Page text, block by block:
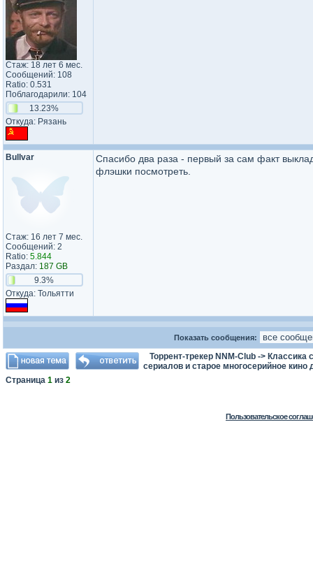
Стаж: 18 лет 6 мес.
Сообщений: 108
Ratio: 0.531
Поблагодарили: 104
13.23%
Откуда: Рязань
Bullvar
Стаж: 16 лет 7 мес.
Сообщений: 2
Ratio: 5.844
Раздал: 187 GB
9.3%
Откуда: Тольятти
Спасибо два раза - первый за сам факт
флэшки посмотреть.
Показать сообщения:
Торрент-трекер NNM-Club -> Классика
сериалов и старое многосерийное кино
Страница 1 из 2
Пользовательское